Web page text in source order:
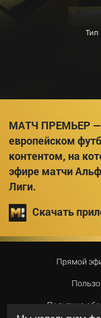
МАТЧ ПРЕМЬЕР —
европейском
контентом, на
эфире матчи
Лиги.
Скачать
Прямой
Политика